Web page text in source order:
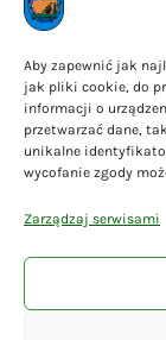
Aby zapewnić jak
jak pliki cookie, do
informacji o
przetwarzać dane,
unikalne
wycofanie zgody
Zarządzaj serwisami
Na skróty
Polityka
Polityka
Deklaracja
Mapa serwisu